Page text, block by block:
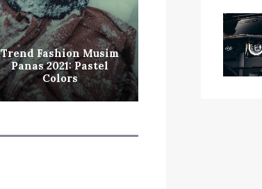
Trend Fashion Musim
Panas 2021: Pastel
Colors
Tren Fashion
di Tahun